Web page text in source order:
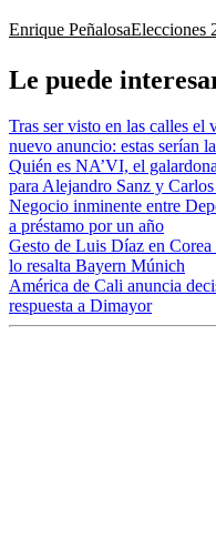
Enrique PeñalosaElecciones
Le puede
Tras ser visto en las calles
nuevo anuncio: estas serían
Quién es NA’VI, el
para Alejandro Sanz y
Negocio inminente entre
a préstamo por un año
Gesto de Luis Díaz en
lo resalta Bayern Múnich
América de Cali anuncia
respuesta a Dimayor